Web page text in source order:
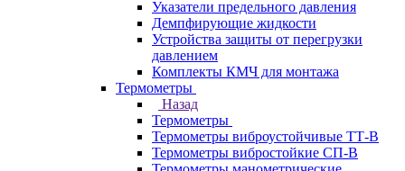
Указатели предельного давления
Демпфирующие жидкости
Устройства защиты от перегрузки
давлением
Комплекты КМЧ для монтажа
Термометры
Назад
Термометры
Термометры виброустойчивые ТТ-В
Термометры вибростойкие СП-В